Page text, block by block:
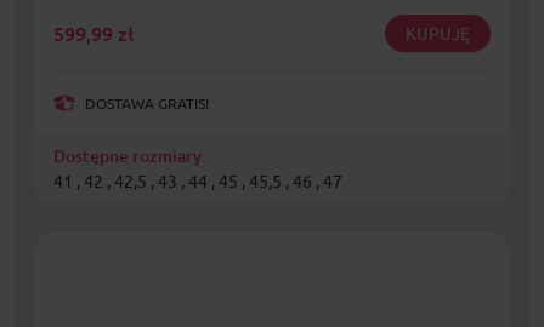
599,99 zł KUPUJĘ
DOSTAWA GRATIS!
Dostępne rozmiary:
41 , 42 , 42,5 , 43 , 44 , 45 , 45,5 , 46 , 47